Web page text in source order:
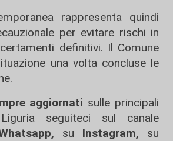
rappresenta quindi
per evitare rischi in
definitivi. Il Comune
una volta concluse le
aggiornati sulle principali
seguiteci sul canale
su Instagram, su